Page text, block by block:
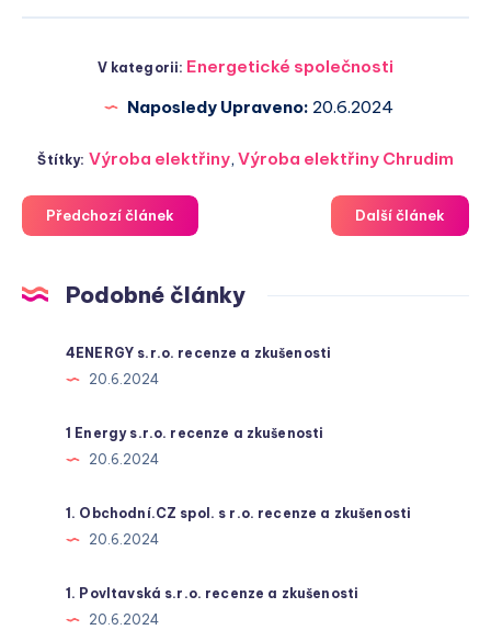
V kategorii: Energetické společnosti
Naposledy Upraveno: 20.6.2024
Štítky: Výroba elektřiny, Výroba elektřiny Chrudim
Předchozí článek Další článek
Podobné články
4ENERGY s.r.o. recenze a zkušenosti
20.6.2024
1 Energy s.r.o. recenze a zkušenosti
20.6.2024
1. Obchodní.CZ spol. s r.o. recenze a zkušenosti
20.6.2024
1. Povltavská s.r.o. recenze a zkušenosti
20.6.2024